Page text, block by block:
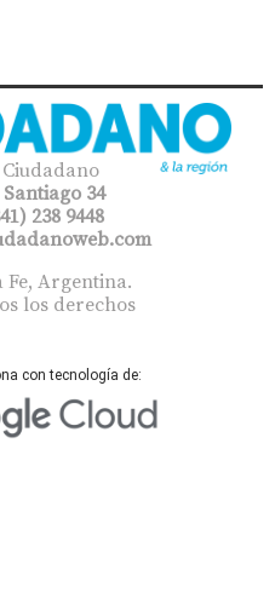
Ciudadano
34
238 9448
Fe, Argentina.
los derechos
con tecnología de: